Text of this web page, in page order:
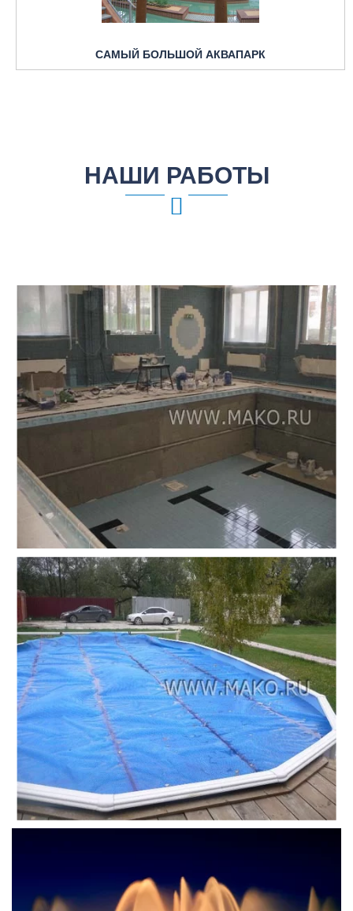
САМЫЙ БОЛЬШОЙ АКВАПАРК
НАШИ РАБОТЫ